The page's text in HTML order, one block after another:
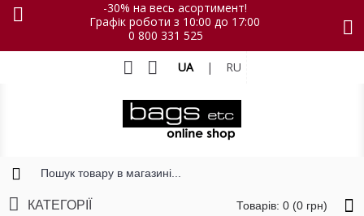
-30% на весь асортимент!
Графік роботи з 10:00 до 17:00
0 800 331 525
UA | RU
Товарів: 0 (0 грн)
КАТЕГОРІЇ